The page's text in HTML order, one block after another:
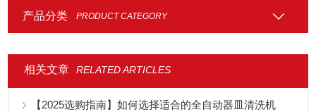
产品分类 PRODUCT CATEGORY
相关文章 RELATED ARTICLES
【2025选购指南】如何选择适合的全自动器皿清洗机